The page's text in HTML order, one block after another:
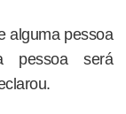
alguma pessoa
pessoa será